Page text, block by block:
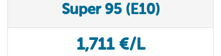
Super 95 (E10)
1,711 €/L